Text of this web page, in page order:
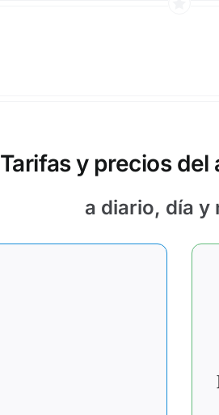
Tarifas y precios del
a diario, día y